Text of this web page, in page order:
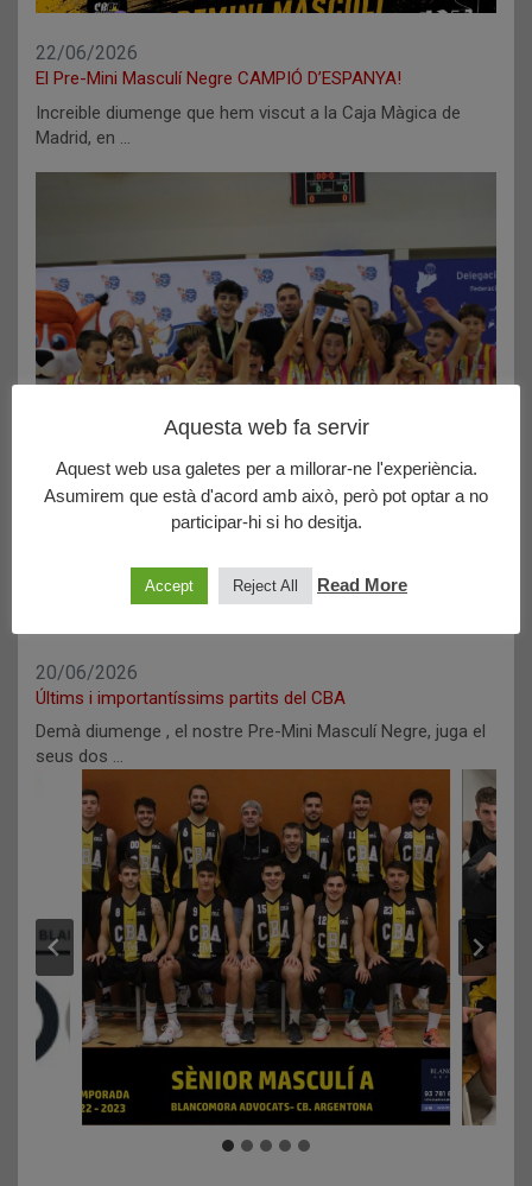
22/06/2026
El Pre-Mini Masculí Negre CAMPIÓ D’ESPANYA!
Increible diumenge que hem viscut a la Caja Màgica de
Madrid, en …
20/06/2026
Últims i importantíssims partits del CBA
Demà diumenge , el nostre Pre-Mini Masculí Negre, juga el
seus dos …
Aquesta web fa servir
Aquest web usa galetes per a millorar-ne l'experiència.
Asumirem que està d'acord amb això, però pot optar a no
participar-hi si ho desitja.
Accept Reject All Read More